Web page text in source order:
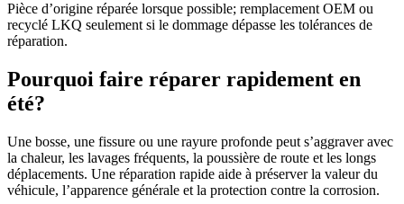
Pièce d’origine réparée lorsque possible; remplacement OEM ou
recyclé LKQ seulement si le dommage dépasse les tolérances de
réparation.
Pourquoi faire réparer rapidement en
été?
Une bosse, une fissure ou une rayure profonde peut s’aggraver avec
la chaleur, les lavages fréquents, la poussière de route et les longs
déplacements. Une réparation rapide aide à préserver la valeur du
véhicule, l’apparence générale et la protection contre la corrosion.